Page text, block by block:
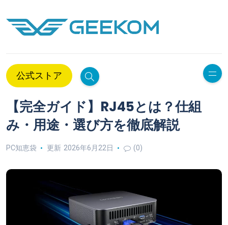
公式ストア
【完全ガイド】RJ45とは？仕組
み・用途・選び方を徹底解説
PC知恵袋 更新 2026年6月22日 (0)